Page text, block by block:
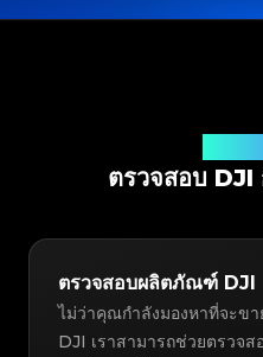
ตรวจสอบ DJI
ตรวจสอบผลิตภัณฑ์ DJI
ไม่ว่าคุณกำลังมองหาที่จะข
DJI เราสามารถช่วยตรวจ